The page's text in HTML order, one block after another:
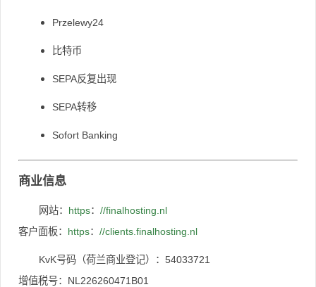
Przelewy24
比特币
SEPA反复出现
SEPA转移
Sofort Banking
商业信息
网站： https： //finalhosting.nl
客户面板： https： //clients.finalhosting.nl
KvK号码（荷兰商业登记）：54033721
增值税号：NL226260471B01